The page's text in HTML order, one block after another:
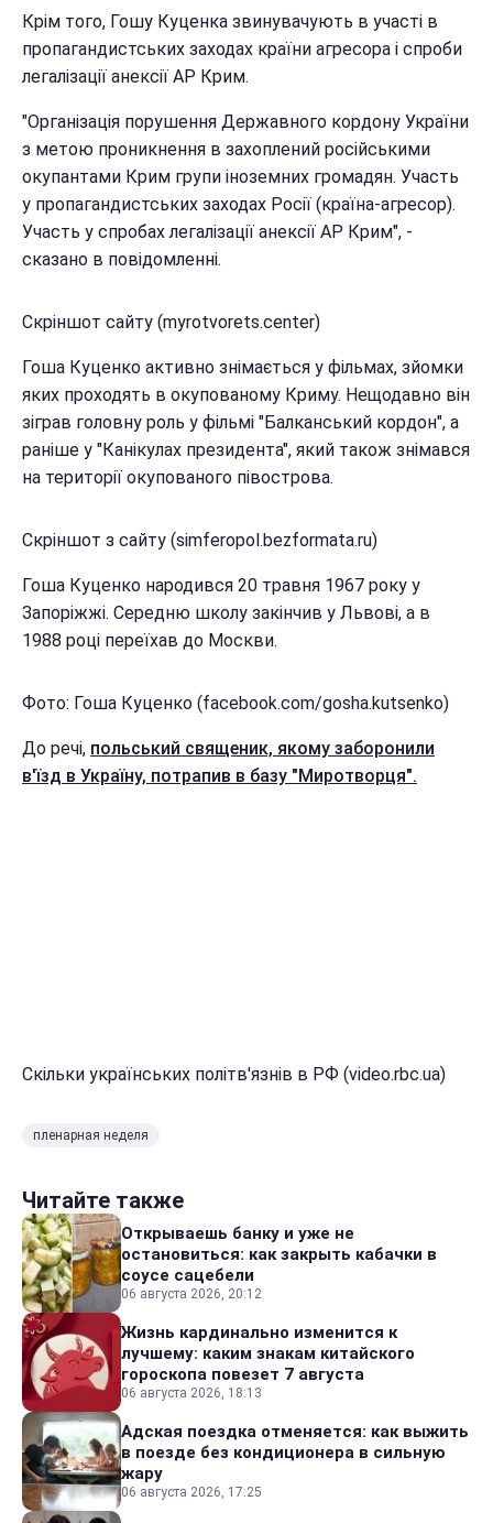
Крім того, Гошу Куценка звинувачують в участі в
пропагандистських заходах країни агресора і спроби
легалізації анексії АР Крим.
"Організація порушення Державного кордону України
з метою проникнення в захоплений російськими
окупантами Крим групи іноземних громадян. Участь
у пропагандистських заходах Росії (країна-агресор).
Участь у спробах легалізації анексії АР Крим", -
сказано в повідомленні.
Скріншот сайту (myrotvorets.center)
Гоша Куценко активно знімається у фільмах, зйомки
яких проходять в окупованому Криму. Нещодавно він
зіграв головну роль у фільмі "Балканський кордон", а
раніше у "Канікулах президента", який також знімався
на території окупованого півострова.
Скріншот з сайту (simferopol.bezformata.ru)
Гоша Куценко народився 20 травня 1967 року у
Запоріжжі. Середню школу закінчив у Львові, а в
1988 році переїхав до Москви.
Фото: Гоша Куценко (facebook.com/gosha.kutsenko)
До речі, польський священик, якому заборонили
в'їзд в Україну, потрапив в базу "Миротворця".
Скільки українських політв'язнів в РФ (video.rbc.ua)
пленарная неделя
Читайте также
Открываешь банку и уже не
остановиться: как закрыть кабачки в
соусе сацебели
06 августа 2026, 20:12
Жизнь кардинально изменится к
лучшему: каким знакам китайского
гороскопа повезет 7 августа
06 августа 2026, 18:13
Адская поездка отменяется: как выжить
в поезде без кондиционера в сильную
жару
06 августа 2026, 17:25